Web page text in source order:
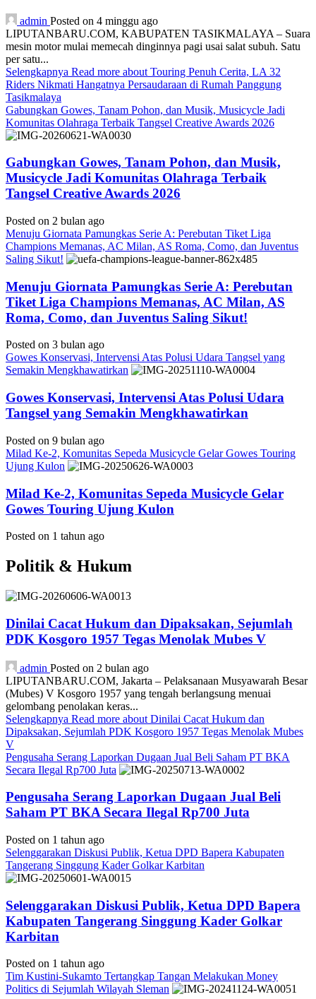
admin Posted on 4 minggu ago
LIPUTANBARU.COM, KABUPATEN TASIKMALAYA – Suara
mesin motor mulai memecah dinginnya pagi usai salat subuh. Satu
per satu...
Selengkapnya Read more about Touring Penuh Cerita, LA 32
Riders Nikmati Hangatnya Persaudaraan di Rumah Panggung
Tasikmalaya
Gabungkan Gowes, Tanam Pohon, dan Musik, Musicycle Jadi
Komunitas Olahraga Terbaik Tangsel Creative Awards 2026
Gabungkan Gowes, Tanam Pohon, dan Musik,
Musicycle Jadi Komunitas Olahraga Terbaik
Tangsel Creative Awards 2026
Posted on 2 bulan ago
Menuju Giornata Pamungkas Serie A: Perebutan Tiket Liga
Champions Memanas, AC Milan, AS Roma, Como, dan Juventus
Saling Sikut!
Menuju Giornata Pamungkas Serie A: Perebutan
Tiket Liga Champions Memanas, AC Milan, AS
Roma, Como, dan Juventus Saling Sikut!
Posted on 3 bulan ago
Gowes Konservasi, Intervensi Atas Polusi Udara Tangsel yang
Semakin Mengkhawatirkan
Gowes Konservasi, Intervensi Atas Polusi Udara
Tangsel yang Semakin Mengkhawatirkan
Posted on 9 bulan ago
Milad Ke-2, Komunitas Sepeda Musicycle Gelar Gowes Touring
Ujung Kulon
Milad Ke-2, Komunitas Sepeda Musicycle Gelar
Gowes Touring Ujung Kulon
Posted on 1 tahun ago
Politik & Hukum
Dinilai Cacat Hukum dan Dipaksakan, Sejumlah
PDK Kosgoro 1957 Tegas Menolak Mubes V
admin Posted on 2 bulan ago
LIPUTANBARU.COM, Jakarta – Pelaksanaan Musyawarah Besar
(Mubes) V Kosgoro 1957 yang tengah berlangsung menuai
gelombang penolakan keras...
Selengkapnya Read more about Dinilai Cacat Hukum dan
Dipaksakan, Sejumlah PDK Kosgoro 1957 Tegas Menolak Mubes
V
Pengusaha Serang Laporkan Dugaan Jual Beli Saham PT BKA
Secara Ilegal Rp700 Juta
Pengusaha Serang Laporkan Dugaan Jual Beli
Saham PT BKA Secara Ilegal Rp700 Juta
Posted on 1 tahun ago
Selenggarakan Diskusi Publik, Ketua DPD Bapera Kabupaten
Tangerang Singgung Kader Golkar Karbitan
Selenggarakan Diskusi Publik, Ketua DPD Bapera
Kabupaten Tangerang Singgung Kader Golkar
Karbitan
Posted on 1 tahun ago
Tim Kustini-Sukamto Tertangkap Tangan Melakukan Money
Politics di Sejumlah Wilayah Sleman